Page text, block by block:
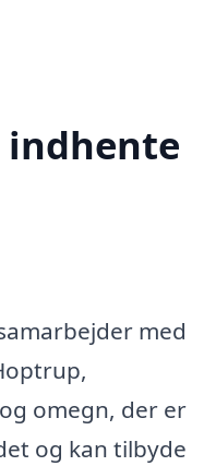
indhente
med
omegn, der er
og kan tilbyde